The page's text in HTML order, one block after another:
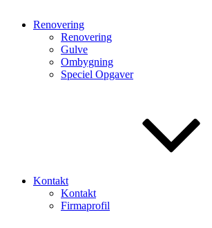
Renovering
Renovering
Gulve
Ombygning
Speciel Opgaver
Kontakt
Kontakt
Firmaprofil